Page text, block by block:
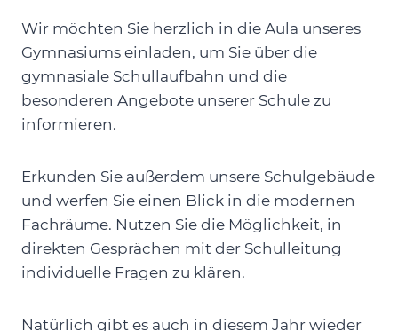
Wir möchten Sie herzlich in die Aula unseres
Gymnasiums einladen, um Sie über die
gymnasiale Schullaufbahn und die
besonderen Angebote unserer Schule zu
informieren.
Erkunden Sie außerdem unsere Schulgebäude
und werfen Sie einen Blick in die modernen
Fachräume. Nutzen Sie die Möglichkeit, in
direkten Gesprächen mit der Schulleitung
individuelle Fragen zu klären.
Natürlich gibt es auch in diesem Jahr wieder